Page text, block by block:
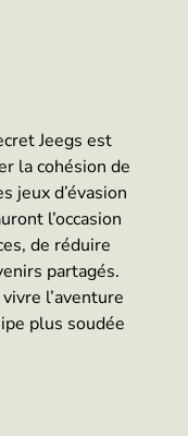
Jeegs est
la cohésion de
jeux d’évasion
l’occasion
de réduire
partagés.
l’aventure
plus soudée